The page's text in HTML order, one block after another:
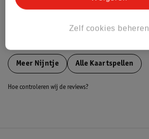
Bestel & Bezorginformatie
Meer Nijntje Alle Kaartspellen
Hoe controleren wij de reviews?
Zelf cookies beheren